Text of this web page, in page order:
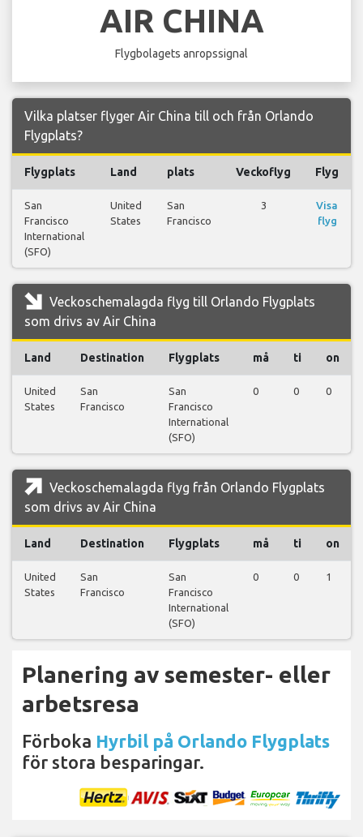
AIR CHINA
Flygbolagets anropssignal
Vilka platser flyger Air China till och från Orlando
Flygplats?
Flygplats Land plats Veckoflyg Flyg
San
Francisco
International
(SFO)
United
States
San
Francisco
3
Visa
flyg
Veckoschemalagda flyg till Orlando Flygplats
som drivs av Air China
Land Destination Flygplats må ti on
United
States
San
Francisco
San
Francisco
International
(SFO)
0 0 0
Veckoschemalagda flyg från Orlando Flygplats
som drivs av Air China
Land Destination Flygplats må ti on
United
States
San
Francisco
San
Francisco
International
(SFO)
0 0 1
Planering av semester- eller
arbetsresa
Förboka Hyrbil på Orlando Flygplats
för stora besparingar.